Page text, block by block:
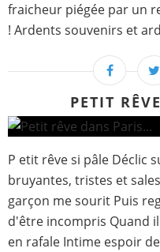
fraicheur piégée par un
! Ardents souvenirs et
PETIT
P etit rêve si pâle Déclic
bruyantes, tristes et
garçon me sourit Puis
d'être incompris Quand
en rafale Intime espoir